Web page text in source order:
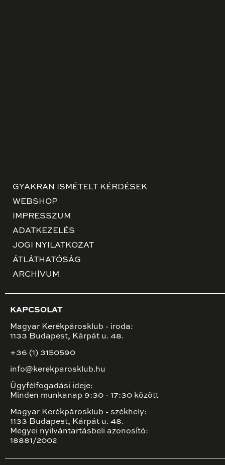
GYAKRAN ISMÉTELT KÉRDÉSEK
WEBSHOP
IMPRESSZUM
ADATKEZELÉS
JOGI NYILATKOZAT
ÁTLÁTHATÓSÁG
ARCHÍVUM
KAPCSOLAT
Magyar Kerékpárosklub - iroda:
1133 Budapest, Kárpát u. 48.
+36 (1) 3150590
info@kerekparosklub.hu
Ügyfélfogadási ideje:
Minden munkanap 9:30 - 17:30 között
Magyar Kerékpárosklub - székhely:
1133 Budapest, Kárpát u. 48.
Megyei nyilvántartásbeli azonosító:
18881/2002